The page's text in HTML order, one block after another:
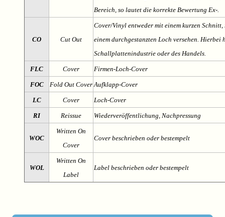
Bereich, so lautet die korrekte Bewertung Ex-.
CO Cut Out
Cover/Vinyl entweder mit einem kurzen
einem durchgestanzten Loch versehen. Hierbei
Schallplattenindustrie oder des Handels.
FLC Cover Firmen-Loch-Cover
FOC Fold Out Cover Aufklapp-Cover
LC Cover Loch-Cover
RI Reissue Wiederveröffentlichung, Nachpressung
WOC
Written On
Cover
Cover beschrieben oder bestempelt
WOL
Written On
Label
Label beschrieben oder bestempelt